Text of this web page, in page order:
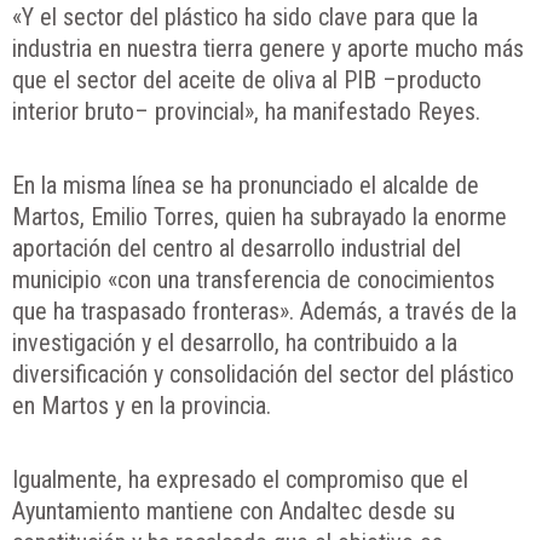
«Y el sector del plástico ha sido clave para que la
industria en nuestra tierra genere y aporte mucho más
que el sector del aceite de oliva al PIB –producto
interior bruto– provincial», ha manifestado Reyes.
En la misma línea se ha pronunciado el alcalde de
Martos, Emilio Torres, quien ha subrayado la enorme
aportación del centro al desarrollo industrial del
municipio «con una transferencia de conocimientos
que ha traspasado fronteras». Además, a través de la
investigación y el desarrollo, ha contribuido a la
diversificación y consolidación del sector del plástico
en Martos y en la provincia.
Igualmente, ha expresado el compromiso que el
Ayuntamiento mantiene con Andaltec desde su